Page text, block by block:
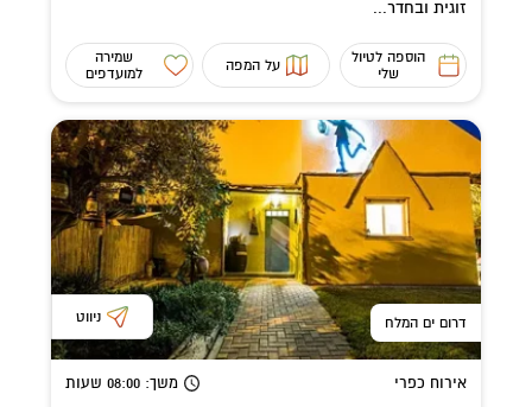
זוגית ובחדר...
הוספה לטיול
שלי
על המפה
שמירה
למועדפים
דרום ים המלח ניווט
אירוח כפרי משך: 08:00 שעות